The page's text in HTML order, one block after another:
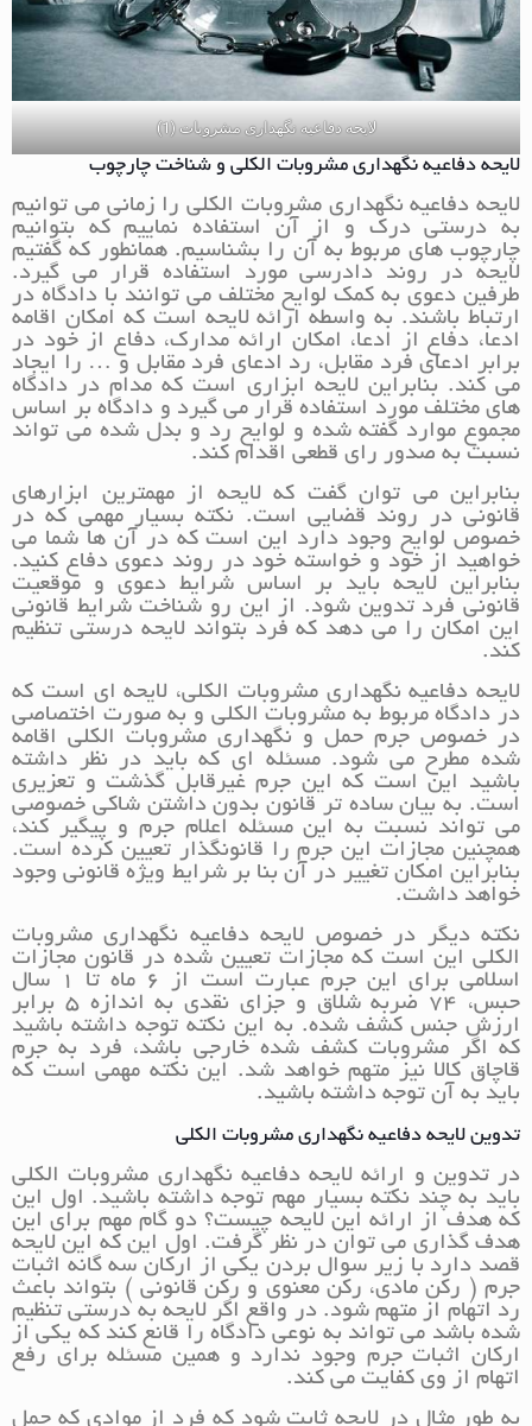
لایحه دفاعیه نگهداری مشروبات (1)
لایحه دفاعیه نگهداری مشروبات الکلی و شناخت چارچوب
لایحه دفاعیه نگهداری مشروبات الکلی را زمانی می توانیم
به درستی درک و از آن استفاده نماییم که بتوانیم
چارچوب های مربوط به آن را بشناسیم. همانطور که گفتیم
لایحه در روند دادرسی مورد استفاده قرار می گیرد.
طرفین دعوی به کمک لوایح مختلف می توانند با دادگاه در
ارتباط باشند. به واسطه ارائه لایحه است که امکان اقامه
ادعا، دفاع از ادعا، امکان ارائه مدارک، دفاع از خود در
برابر ادعای فرد مقابل، رد ادعای فرد مقابل و … را ایجاد
می کند. بنابراین لایحه ابزاری است که مدام در دادگاه
های مختلف مورد استفاده قرار می گیرد و دادگاه بر اساس
مجموع موارد گفته شده و لوایح رد و بدل شده می تواند
نسبت به صدور رای قطعی اقدام کند.
بنابراین می توان گفت که لایحه از مهمترین ابزارهای
قانونی در روند قضایی است. نکته بسیار مهمی که در
خصوص لوایح وجود دارد این است که در آن ها شما می
خواهید از خود و خواسته خود در روند دعوی دفاع کنید.
بنابراین لایحه باید بر اساس شرایط دعوی و موقعیت
قانونی فرد تدوین شود. از این رو شناخت شرایط قانونی
این امکان را می دهد که فرد بتواند لایحه درستی تنظیم
کند.
لایحه دفاعیه نگهداری مشروبات الکلی، لایحه ای است که
در دادگاه مربوط به مشروبات الکلی و به صورت اختصاصی
در خصوص جرم حمل و نگهداری مشروبات الکلی اقامه
شده مطرح می شود. مسئله ای که باید در نظر داشته
باشید این است که این جرم غیرقابل گذشت و تعزیری
است. به بیان ساده تر قانون بدون داشتن شاکی خصوصی
می تواند نسبت به این مسئله اعلام جرم و پیگیر کند،
همچنین مجازات این جرم را قانونگذار تعیین کرده است.
بنابراین امکان تغییر در آن بنا بر شرایط ویژه قانونی وجود
خواهد داشت.
نکته دیگر در خصوص لایحه دفاعیه نگهداری مشروبات
الکلی این است که مجازات تعیین شده در قانون مجازات
اسلامی برای این جرم عبارت است از 6 ماه تا 1 سال
حبس، 74 ضربه شلاق و جزای نقدی به اندازه 5 برابر
ارزش جنس کشف شده. به این نکته توجه داشته باشید
که اگر مشروبات کشف شده خارجی باشد، فرد به جرم
قاچاق کالا نیز متهم خواهد شد. این نکته مهمی است که
باید به آن توجه داشته باشید.
تدوین لایحه دفاعیه نگهداری مشروبات الکلی
در تدوین و ارائه لایحه دفاعیه نگهداری مشروبات الکلی
باید به چند نکته بسیار مهم توجه داشته باشید. اول این
که هدف از ارائه این لایحه چیست؟ دو گام مهم برای این
هدف گذاری می توان در نظر گرفت. اول این که این لایحه
قصد دارد با زیر سوال بردن یکی از ارکان سه گانه اثبات
جرم ( رکن مادی، رکن معنوی و رکن قانونی ) بتواند باعث
رد اتهام از متهم شود. در واقع اگر لایحه به درستی تنظیم
شده باشد می تواند به نوعی دادگاه را قانع کند که یکی از
ارکان اثبات جرم وجود ندارد و همین مسئله برای رفع
اتهام از وی کفایت می کند.
به طور مثال در لایحه ثابت شود که فرد از موادی که حمل